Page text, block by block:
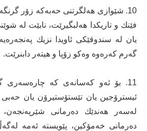
10. شێوازی هەلگرتنی حەبەكە زۆر
فێنك و تاریكدا هەلبگیرێت، نابێت لە
یان لە سندوقێكی ئاویدا نزیك
گەرم كەرەوە وەكو زۆپا و هیتەر دابنرێت.
11. بۆ ئەو كەسانەی كە چارەسەری
ئیسترۆجین یان تێستۆستیرۆن یان
لەسەر هەندێك دەرمانی
دەرمانی خەمۆكین، پێویستە ئەمە